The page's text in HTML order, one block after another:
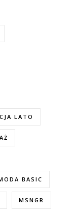
LATO
BASIC
MSNGR